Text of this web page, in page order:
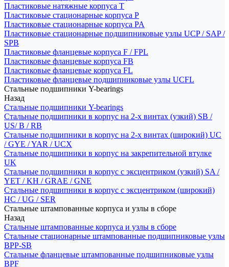
Пластиковые натяжные корпуса T
Пластиковые стационарные корпуса P
Пластиковые стационарные корпуса PA
Пластиковые стационарные подшипниковые узлы UCP / SAP /
SPB
Пластиковые фланцевые корпуса F / FPL
Пластиковые фланцевые корпуса FB
Пластиковые фланцевые корпуса FL
Пластиковые фланцевые подшипниковые узлы UCFL
Стальные подшипники Y-bearings
Назад
Стальные подшипники Y-bearings
Стальные подшипники в корпус на 2-х винтах (узкий) SB /
US/ B / RB
Стальные подшипники в корпус на 2-х винтах (широкий) UC
/ GYE / YAR / UCX
Стальные подшипники в корпус на закрепительной втулке
UK
Стальные подшипники в корпус с эксцентриком (узкий) SA /
YET / KH / GRAE / GNE
Стальные подшипники в корпус с эксцентриком (широкий)
HC / UG / SER
Стальные штампованные корпуса и узлы в сборе
Назад
Стальные штампованные корпуса и узлы в сборе
Стальные стационарные штампованные подшипниковые узлы
BPP-SB
Стальные фланцевые штампованные подшипниковые узлы
BPF